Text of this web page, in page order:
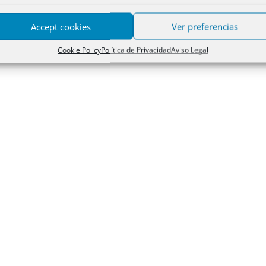
Accept cookies Ver preferencias
Cookie PolicyPolítica de PrivacidadAviso Legal